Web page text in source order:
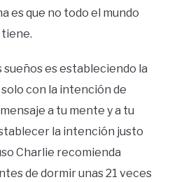
es que no todo el mundo
tiene.
es estableciendo la
con la intención de
a tu mente y a tu
la intención justo
Charlie recomienda
de dormir unas 21 veces